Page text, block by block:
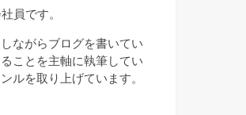
員です。
ながらブログを書いてい
ことを主軸に執筆してい
ルを取り上げています。